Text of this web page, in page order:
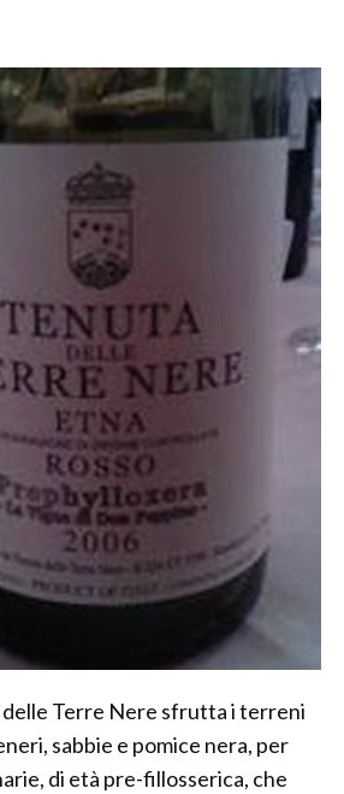
delle Terre Nere sfrutta i terreni
sabbie e pomice nera, per
di età pre-fillosserica, che